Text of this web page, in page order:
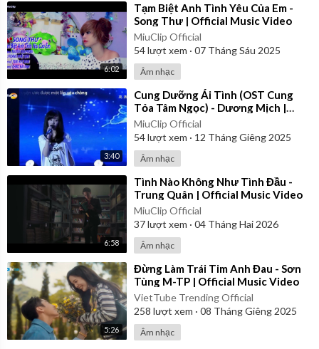
6:02
⁣Tạm Biệt Anh Tình Yêu Của Em -
Song Thư | Official Music Video
MiuClip Official
54lượt xem · 07 Tháng Sáu 2025
Âm nhạc
3:40
⁣Cung Dưỡng Ái Tình (OST Cung
Tỏa Tâm Ngọc) - Dương Mịch |
Vietsub
MiuClip Official
54lượt xem · 12 Tháng Giêng 2025
Âm nhạc
6:58
⁣Tình Nào Không Như Tình Đầu -
Trung Quân | Official Music Video
MiuClip Official
37lượt xem · 04 Tháng Hai 2026
Âm nhạc
5:26
⁣Đừng Làm Trái Tim Anh Đau - Sơn
Tùng M-TP | Official Music Video
VietTube Trending Official
258 lượt xem · 08 Tháng Giêng 2025
Âm nhạc